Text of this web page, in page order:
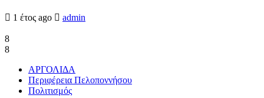
1 έτος ago admin
8
8
ΑΡΓΟΛΙΔΑ
Περιφέρεια Πελοποννήσου
Πολιτισμός